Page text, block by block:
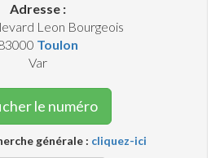
Adresse :
Leon Bourgeois
Toulon
Var
le numéro
générale : cliquez-ici